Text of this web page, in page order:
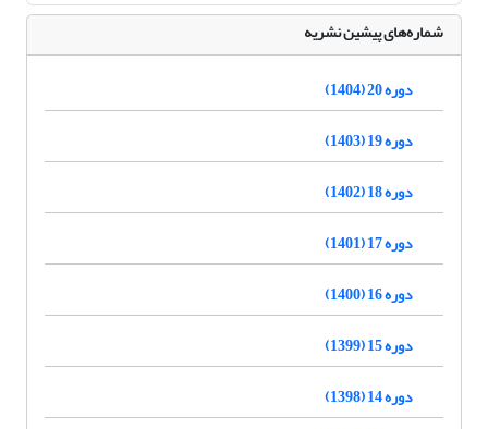
شماره‌های پیشین نشریه
دوره 20 (1404)
دوره 19 (1403)
دوره 18 (1402)
دوره 17 (1401)
دوره 16 (1400)
دوره 15 (1399)
دوره 14 (1398)